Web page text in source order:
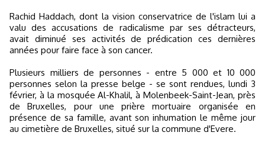
Rachid Haddach, dont la vision conservatrice de l'islam lui a
valu des accusations de radicalisme par ses détracteurs,
avait diminué ses activités de prédication ces dernières
années pour faire face à son cancer.
Plusieurs milliers de personnes - entre 5 000 et 10 000
personnes selon la presse belge - se sont rendues, lundi 3
février, à la mosquée Al-Khalil, à Molenbeek-Saint-Jean, près
de Bruxelles, pour une prière mortuaire organisée en
présence de sa famille, avant son inhumation le même jour
au cimetière de Bruxelles, situé sur la commune d'Evere.